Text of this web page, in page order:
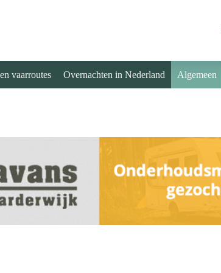
vaarroutes Overnachten in Nederland Algemeen